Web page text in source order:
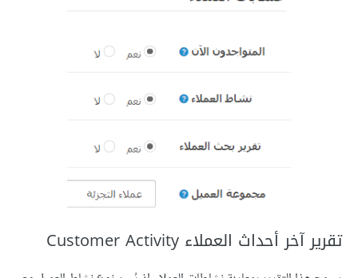
تقرير آخر أحداث العملاء Customer Activity